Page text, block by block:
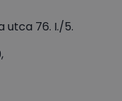
utca 76. I./5.